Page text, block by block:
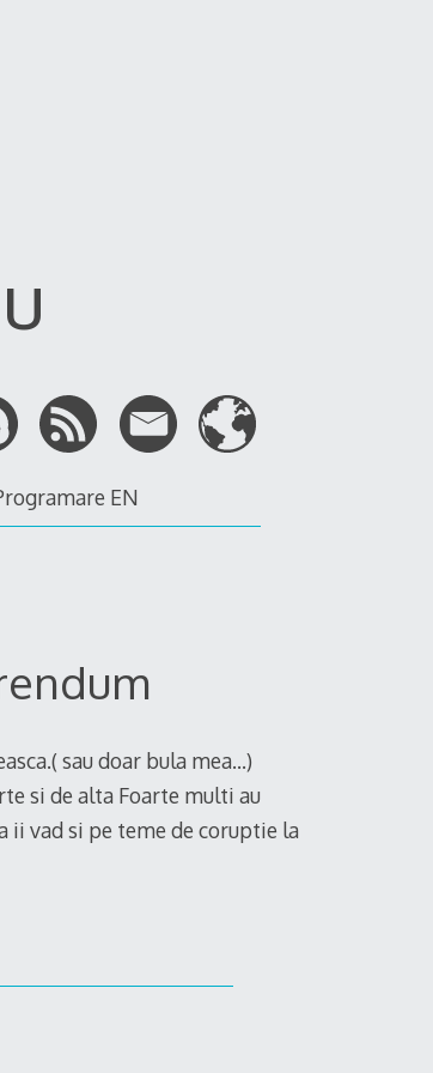
EN
sau doar bula mea…)
si de alta Foarte multi au
ii vad si pe teme de coruptie la